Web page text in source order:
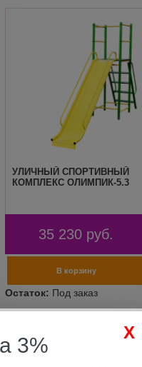
УЛИЧНЫЙ СПОРТИВНЫЙ
КОМПЛЕКС ОЛИМПИК-5.3
35 230 руб.
3%